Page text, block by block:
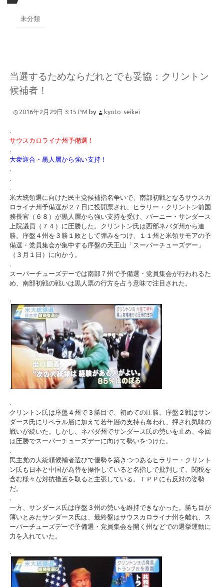
未分類
当選するためならだれとでも妥協：クリントン
候補者！
2016年2月29日 3:15 PM by kyoto-seikei
.
サウスカロライナ州予備選！
.
大衆迎合・黒人層から強い支持！
.
.
.
米大統領選に向けた民主党候補指名争いで、南部初戦となるサウスカ
ロライナ州予備選が２７日に投開票され、ヒラリー・クリントン前国
務長官（６８）が黒人層から強い支持を受け、バーニー・サンダース
上院議員（７４）に圧勝した。クリントン氏は西部ネバダ州から連
勝。序盤４州を３勝１敗として弾みをつけ、１１州と米領サモアの予
備選・党員集会が集中する序盤の天王山「スーパーチューズデー」
（３月１日）に向かう。
.
スーパーチューズデーでは南部７州で予備選・党員集会が行われるた
め、南部初戦の戦いは黒人票の行方を占う意味で注目された。
クリントン氏は序盤４州で３勝目で、初めての圧勝。序盤２戦はサン
ダース氏にリベラル層に加えて若年層の支持も奪われ、押され気味の
戦いが続いた。しかし、ネバダ州でサンダース氏の勢いを止め、今回
は圧勝でスーパーチューズデーに向けて勢いをつけた。
民主党の大統領候補者選びで優勢を築きつつあるヒラリー・クリント
ン氏も日本と中国が為替を操作していると名指しで批判して、関税を
含む様々な対抗措置を取ると主張している。ＴＰＰにも反対の姿勢
だ。
一方、サンダース氏は序盤３州の勢いを維持できなかった。勝ち目が
薄いとみたサンダース氏は、最終盤はサウスカロライナ州を離れ、ス
ーパーチューズデーで予備選・党員集会を開く州などでの選挙運動に
力を入れていた。
.